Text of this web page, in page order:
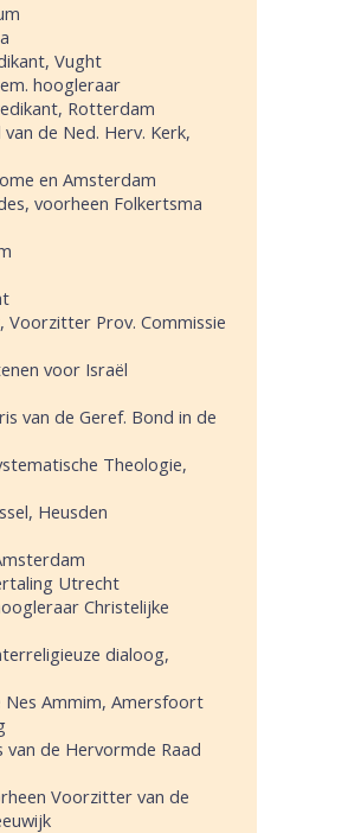
Vught
hoogleraar
Rotterdam
de Ned. Herv. Kerk,
en Amsterdam
voorheen Folkertsma
Voorzitter Prov. Commissie
voor Israël
van de Geref. Bond in de
Theologie,
Heusden
Utrecht
Christelijke
dialoog,
Nes Ammim, Amersfoort
de Hervormde Raad
Voorzitter van de